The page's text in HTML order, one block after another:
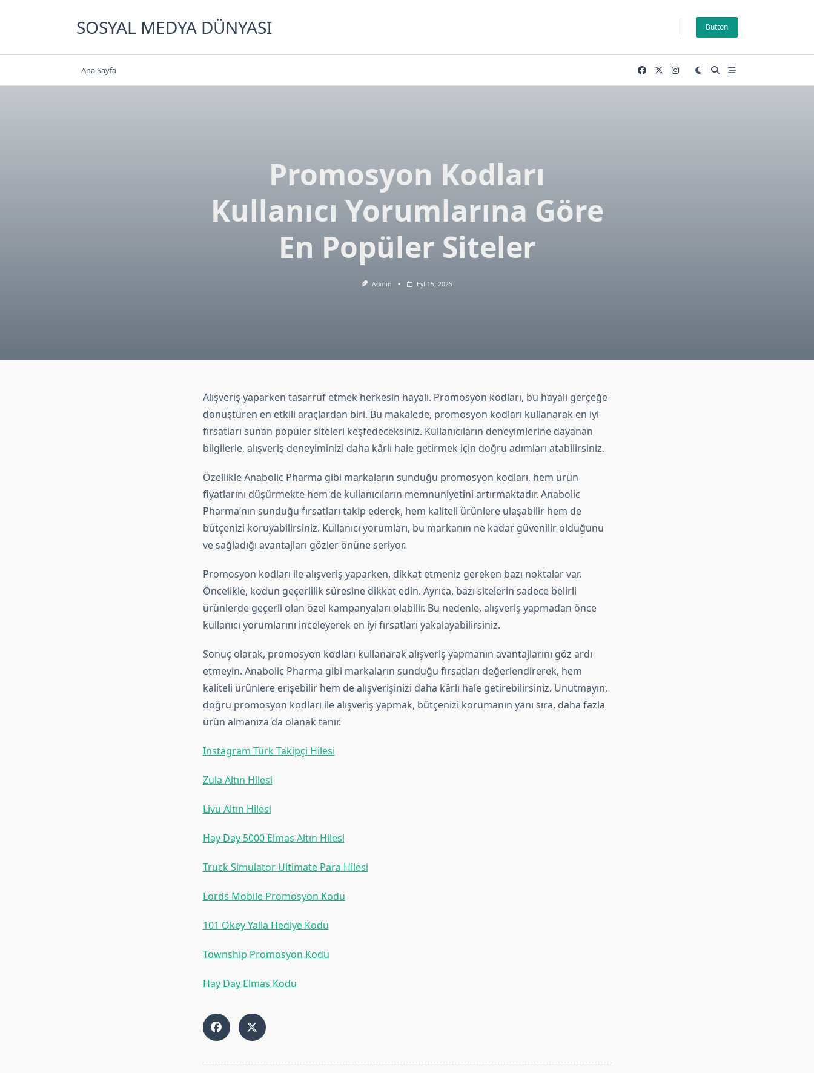
SOSYAL MEDYA DÜNYASI Button
Ana Sayfa
Promosyon Kodları
Kullanıcı Yorumlarına Göre
En Popüler Siteler
Admin Eyl 15, 2025
Alışveriş yaparken tasarruf etmek herkesin hayali. Promosyon kodları, bu hayali gerçeğe
dönüştüren en etkili araçlardan biri. Bu makalede, promosyon kodları kullanarak en iyi
fırsatları sunan popüler siteleri keşfedeceksiniz. Kullanıcıların deneyimlerine dayanan
bilgilerle, alışveriş deneyiminizi daha kârlı hale getirmek için doğru adımları atabilirsiniz.
Özellikle Anabolic Pharma gibi markaların sunduğu promosyon kodları, hem ürün
fiyatlarını düşürmekte hem de kullanıcıların memnuniyetini artırmaktadır. Anabolic
Pharma’nın sunduğu fırsatları takip ederek, hem kaliteli ürünlere ulaşabilir hem de
bütçenizi koruyabilirsiniz. Kullanıcı yorumları, bu markanın ne kadar güvenilir olduğunu
ve sağladığı avantajları gözler önüne seriyor.
Promosyon kodları ile alışveriş yaparken, dikkat etmeniz gereken bazı noktalar var.
Öncelikle, kodun geçerlilik süresine dikkat edin. Ayrıca, bazı sitelerin sadece belirli
ürünlerde geçerli olan özel kampanyaları olabilir. Bu nedenle, alışveriş yapmadan önce
kullanıcı yorumlarını inceleyerek en iyi fırsatları yakalayabilirsiniz.
Sonuç olarak, promosyon kodları kullanarak alışveriş yapmanın avantajlarını göz ardı
etmeyin. Anabolic Pharma gibi markaların sunduğu fırsatları değerlendirerek, hem
kaliteli ürünlere erişebilir hem de alışverişinizi daha kârlı hale getirebilirsiniz. Unutmayın,
doğru promosyon kodları ile alışveriş yapmak, bütçenizi korumanın yanı sıra, daha fazla
ürün almanıza da olanak tanır.
Instagram Türk Takipçi Hilesi
Zula Altın Hilesi
Livu Altın Hilesi
Hay Day 5000 Elmas Altın Hilesi
Truck Simulator Ultimate Para Hilesi
Lords Mobile Promosyon Kodu
101 Okey Yalla Hediye Kodu
Township Promosyon Kodu
Hay Day Elmas Kodu